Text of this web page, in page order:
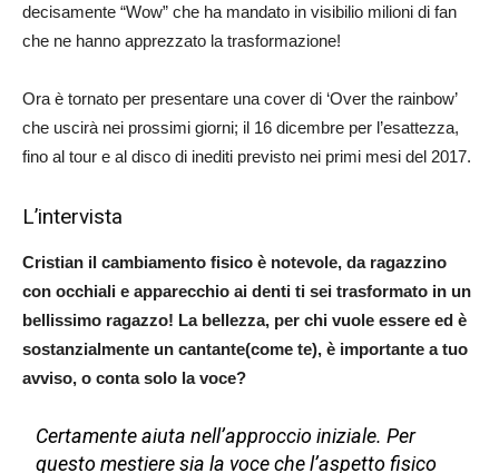
decisamente “Wow” che ha mandato in visibilio milioni di fan
che ne hanno apprezzato la trasformazione!
Ora è tornato per presentare una cover di ‘Over the rainbow’
che uscirà nei prossimi giorni; il 16 dicembre per l’esattezza,
fino al tour e al disco di inediti previsto nei primi mesi del 2017.
L’intervista
Cristian il cambiamento fisico è notevole, da ragazzino
con occhiali e apparecchio ai denti ti sei trasformato in un
bellissimo ragazzo! La bellezza, per chi vuole essere ed è
sostanzialmente un cantante(come te), è importante a tuo
avviso, o conta solo la voce?
Certamente aiuta nell’approccio iniziale. Per
questo mestiere sia la voce che l’aspetto fisico